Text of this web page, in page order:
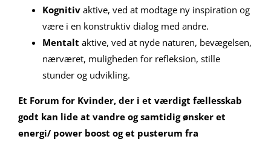
Kognitivaktive, ved at modtage ny inspiration og
være i en konstruktiv dialog med andre.
Mentalt aktive, ved at nyde naturen, bevægelsen,
nærværet, muligheden for refleksion, stille
stunder og udvikling.
Et Forum for Kvinder, der i et værdigt fællesskab
godt kan lide at vandre og samtidig ønsker et
energi/ power boost og et pusterum fra